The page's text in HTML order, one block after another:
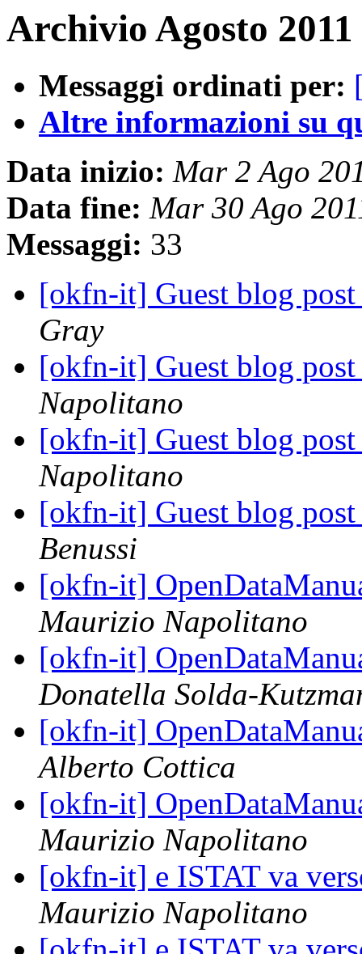
Archivio Agosto
Messaggi ordinati per:
Altre informazioni su
Data inizio: Mar 2 Ago
Data fine: Mar 30 Ago
Messaggi: 33
[okfn-it] Guest blog
Gray
[okfn-it] Guest blog
Napolitano
[okfn-it] Guest blog
Napolitano
[okfn-it] Guest blog
Benussi
[okfn-it]
Maurizio Napolitano
[okfn-it]
Donatella Solda-
[okfn-it]
Alberto Cottica
[okfn-it]
Maurizio Napolitano
[okfn-it] e ISTAT va
Maurizio Napolitano